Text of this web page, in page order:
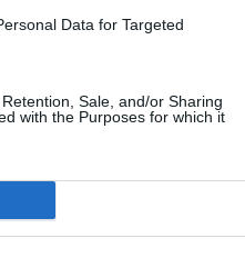
Data for Targeted
Sale, and/or Sharing
with the Purposes for which it